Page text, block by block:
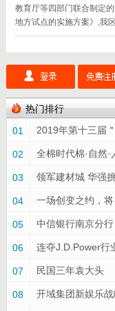
教育厅等四部门联合制定
地方试点的实施方案》,我
热门排行
01
2019年第十三届
02 全棉时代棉·自然·
03 领军建材城 华强
04 一场创变之约，
05 中信银行南京分
06 连夺J.D.Power行
07 民国三年袁大头
08 开域集团新娱乐